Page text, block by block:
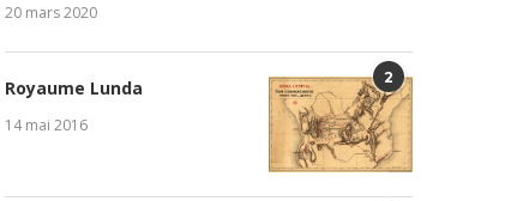
20 mars 2020
2
Royaume Lunda
14 mai 2016